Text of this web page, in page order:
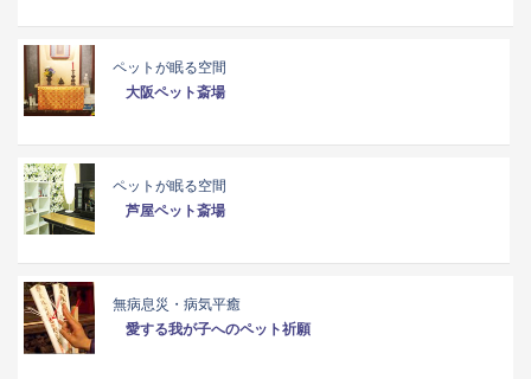
ペットが眠る空間
大阪ペット斎場
ペットが眠る空間
芦屋ペット斎場
無病息災・病気平癒
愛する我が子へのペット祈願